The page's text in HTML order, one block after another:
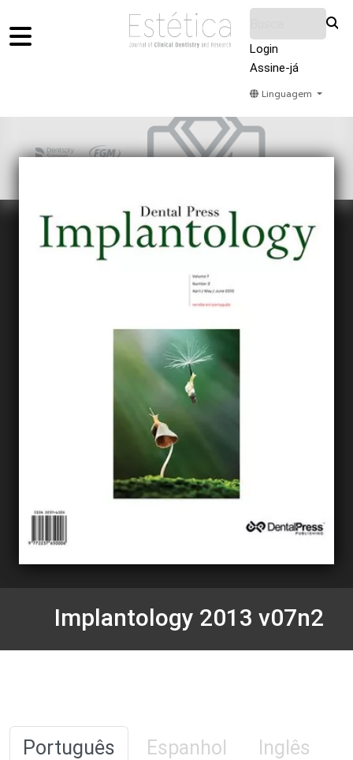
Login
Assine-já
Linguagem
Sobre Nós
Implantology 2013 v07n2
Português Espanhol Inglês